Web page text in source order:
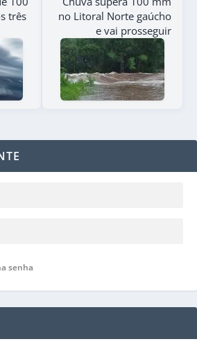
três
no Litoral Norte gaúcho
e vai prosseguir
senha